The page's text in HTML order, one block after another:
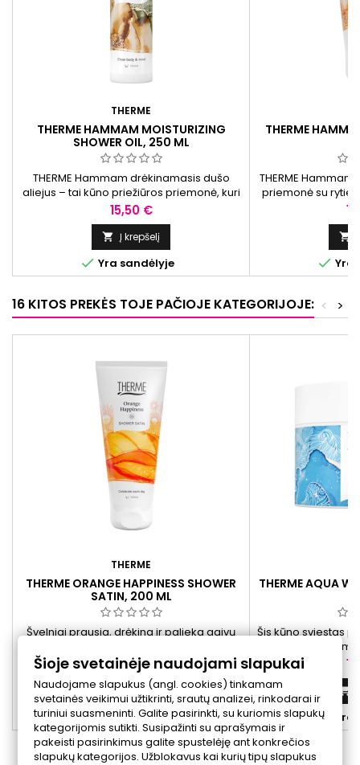
THERME
THERME HAMMAM MOISTURIZING
SHOWER OIL, 250 ML
THERME Hammam drėkinamasis dušo
aliejus – tai kūno priežiūros priemonė, kuri
padeda išlaikyti odos švelnumą ir
drėgmės balansą. Sudėtyje esantys aliejai
apsaugo nuo išsausėjimo, o rytietiškas
aromatas sukuria malonią aplinką.
Kaina
15,50 €
 Į krepšelį
 Yra sandėlyje
THERME
THERME
priemonė su
esantis alyvuogių
ir drėkinti odą, o

 Yra
16 KITOS PREKĖS TOJE PAČIOJE KATEGORIJOJE: >
<
THERME
THERME ORANGE HAPPINESS SHOWER
SATIN, 200 ML
Švelniai prausia, drėkina ir palieka gaivų
kvapą. Veganiška formulė.
Kaina
10,00 €
 Į krepšelį
Yra sandėlyje
THERME AQUA
Šis kūno sviestas
odą,
Lengva
nepalikdama
citrusų ir gėlių
kvapą ir


Šioje svetainėje naudojami slapukai
Naudojame slapukus (angl. cookies) tinkamam
svetainės veikimui užtikrinti, srautų analizei, rinkodarai ir
turiniui suasmeninti. Galite pasirinkti, su kuriomis slapukų
kategorijomis sutikti. Susipažinti su aprašymais ir
pakeisti pasirinkimus galite spustelėję ant konkrečios
slapukų kategorijos. Užblokavus kai kurių tipų slapukus